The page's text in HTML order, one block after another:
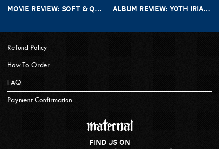
MOVIE REVIEW: SOFT & QUIET (2022) ALBUM REVIEW: YOTH IRIA – GONE WITH THE DEVIL
Refund Policy
How To Order
FAQ
Payment Confirmation
FIND US ON